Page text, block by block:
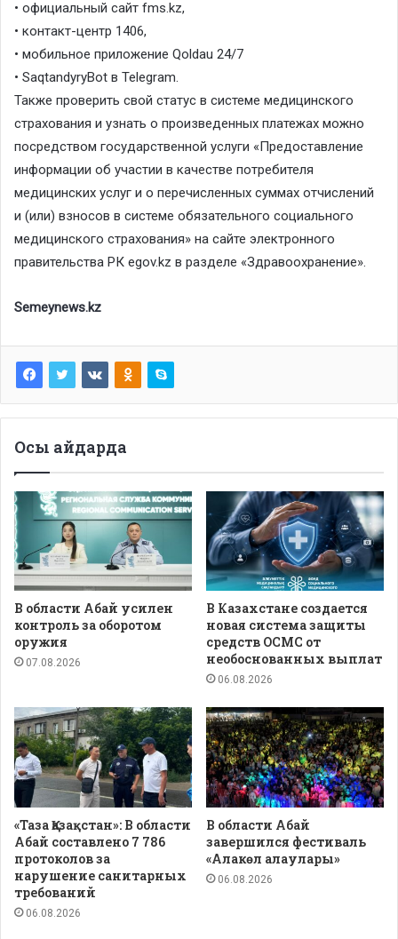
• официальный сайт fms.kz,
• контакт-центр 1406,
• мобильное приложение Qoldau 24/7
• SaqtandyryBot в Telegram.
Также проверить свой статус в системе медицинского
страхования и узнать о произведенных платежах можно
посредством государственной услуги «Предоставление
информации об участии в качестве потребителя
медицинских услуг и о перечисленных суммах отчислений
и (или) взносов в системе обязательного социального
медицинского страхования» на сайте электронного
правительства РК egov.kz в разделе «Здравоохранение».
Semeynews.kz
Осы айдарда
В области Абай усилен
контроль за оборотом
оружия
07.08.2026
В Казахстане создается
новая система защиты
средств ОСМС от
необоснованных выплат
06.08.2026
«Таза Қазақстан»: В области
Абай составлено 7 786
протоколов за
нарушение санитарных
требований
06.08.2026
В области Абай
завершился фестиваль
«Алакөл алаулары»
06.08.2026